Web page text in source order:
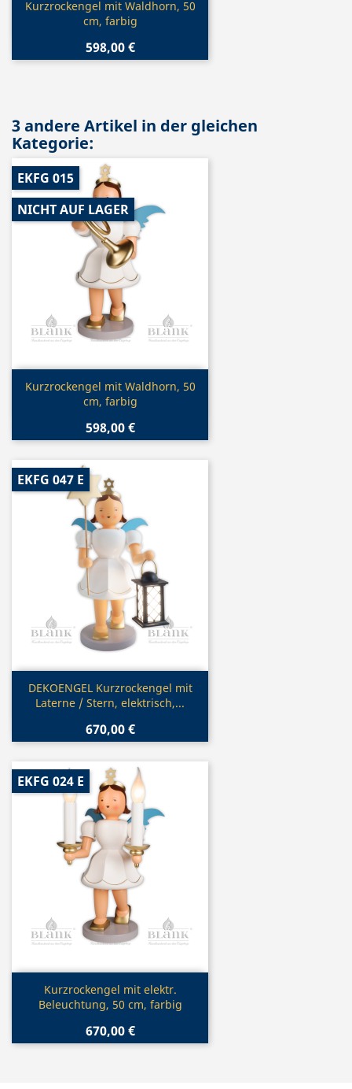
Vorschau
Kurzrockengel mit Waldhorn, 50
cm, farbig
598,00 €
3 andere Artikel in der gleichen
Kategorie:
Vorschau
Kurzrockengel mit Waldhorn, 50
cm, farbig
598,00 €
EKFG 015
NICHT AUF LAGER
Vorschau
DEKOENGEL Kurzrockengel mit
Laterne / Stern, elektrisch,...
670,00 €
EKFG 047 E
Vorschau
Kurzrockengel mit elektr.
Beleuchtung, 50 cm, farbig
670,00 €
EKFG 024 E